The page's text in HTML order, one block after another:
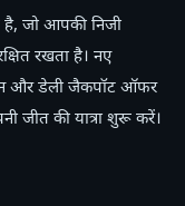
है, जो आपकी निजी
रखता है। नए
और डेली जैकपॉट ऑफर
जीत की यात्रा शुरू करें।